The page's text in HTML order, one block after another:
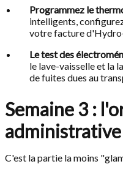
Programmez le
intelligents,
votre facture
Le test des
le lave-vaisselle et la
de fuites dues au
Semaine 3 :
administrative
C'est la partie la moins